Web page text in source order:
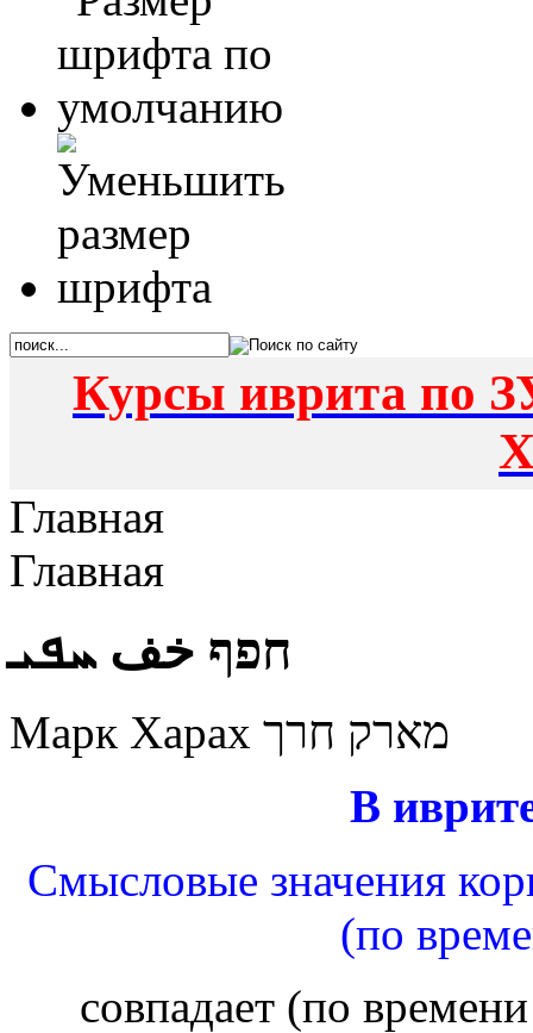
Курсы иврита по
Главная
Главная
חפף خف ܚܦܝ
Марк Харах מארק חרך
В
Смысловые значения
(по
совпадает (по